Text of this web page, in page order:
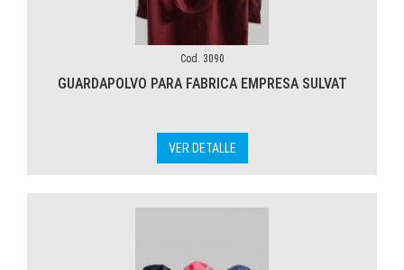
Cod. 3090
GUARDAPOLVO PARA FABRICA EMPRESA SULVAT
VER DETALLE